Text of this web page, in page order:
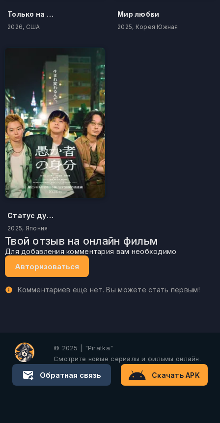
Только на одну ночь
2026, США
Мир любви
2025, Корея Южная
Статус дурака
2025, Япония
Твой отзыв на онлайн фильм
Для добавления комментария вам необходимо
Авторизоваться
Комментариев еще нет. Вы можете стать первым!
© 2025 | "Piratka"
Смотрите новые сериалы и фильмы онлайн.
Обратная связь Скачать APK